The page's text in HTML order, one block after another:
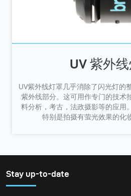
UV 紫外
UV紫外线灯罩几乎消除了闪光灯的
紫外线部分。这可用作专门的技术
料分析，考古，法政摄影等的应用
特别是拍摄有萤光效果的化
Stay up-to-date